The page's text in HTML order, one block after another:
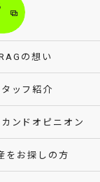
の想い
ッフ紹介
ンドオピニオン
をお探しの方